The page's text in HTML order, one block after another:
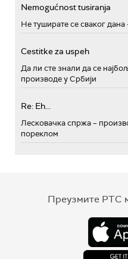
Nemogućnost tusiranja
Не туширате се сваког дана
Cestitke za uspeh
Да ли сте знали да се
производе у Србији
Re: Eh...
Лесковачка спржа –
пореклом
Преузмите РТС